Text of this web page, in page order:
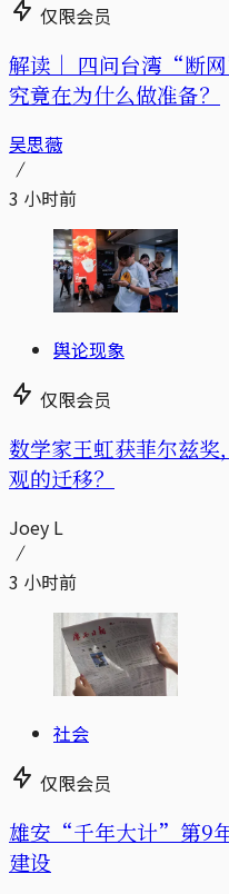
仅限会员
解读｜ 四问台湾“断网
究竟在为什么做准备？
吴思薇
3 小时前
舆论现象
仅限会员
数学家王虹获菲尔兹
观的迁移？
Joey L
3 小时前
社会
仅限会员
雄安“千年大计”第9
建设